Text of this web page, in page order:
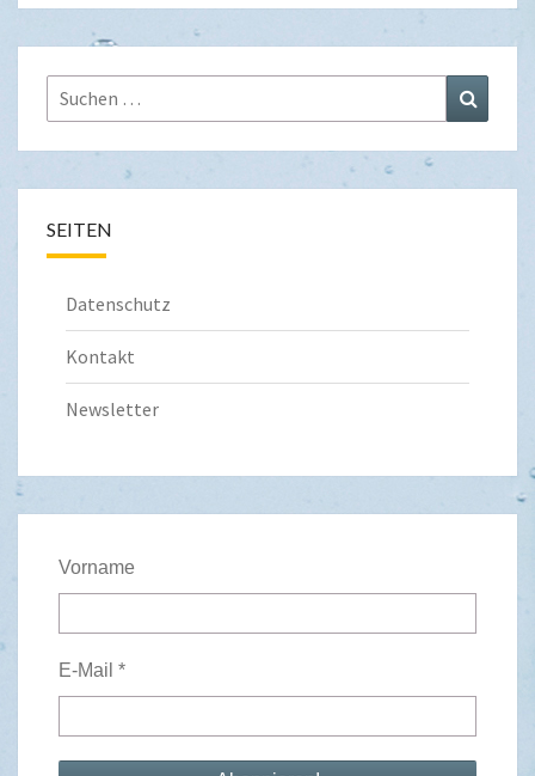
Suchen
nach:
SEITEN
Datenschutz
Kontakt
Newsletter
Vorname
E-Mail *